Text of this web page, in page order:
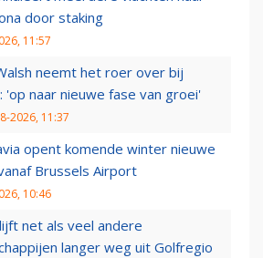
door staking
11:57
neemt het roer over bij
'op naar nieuwe fase van groei'
2026, 11:37
opent komende winter nieuwe
Brussels Airport
10:46
net als veel andere
langer weg uit Golfregio